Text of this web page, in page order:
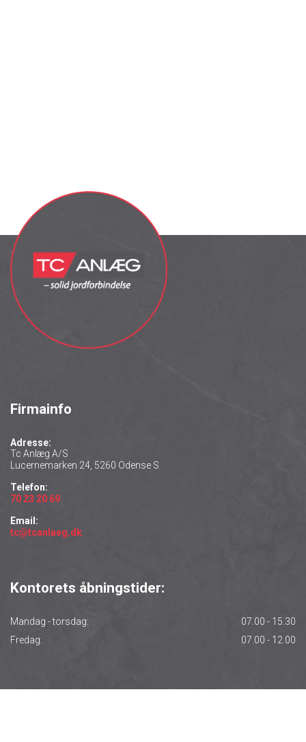
Firmainfo
Adresse:
Tc Anlæg A/S
Lucernemarken 24, 5260 Odense S
Telefon:
70 23 20 69
Email:
tc@tcanlaeg.dk
Kontorets åbningstider:
Mandag - torsdag:
07.00 - 15.30
Fredag:
07.00 - 12.00